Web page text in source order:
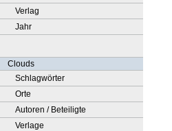
Verlag
Jahr
Clouds
Schlagwörter
Orte
Autoren / Beteiligte
Verlage